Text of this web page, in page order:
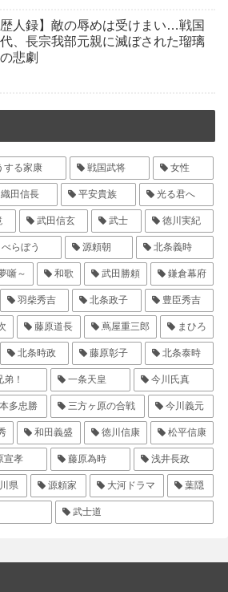
歴人録】敵の辱めは受けまい…戦国
、長宗我部元親に滅ぼされた瑠璃
悲劇
する家康 戦国武将 女性
田信長 平安貴族 光る君へ
武田信玄 武士 徳川実紀
べらぼう 源頼朝 北条義時
噺～ 和歌 武田勝頼 鎌倉幕府
羽柴秀吉 北条政子 豊臣秀吉
藤原道長 蔦屋重三郎 まひろ
北条時政 藤原彰子 北条泰時
弟！ 一条天皇 今川氏真
本多忠勝 三方ヶ原の合戦 今川義元
和田義盛 徳川信康 松平信康
宣孝 藤原為時 浅井長政
県 源頼家 大河ドラマ 葉隠
武士道